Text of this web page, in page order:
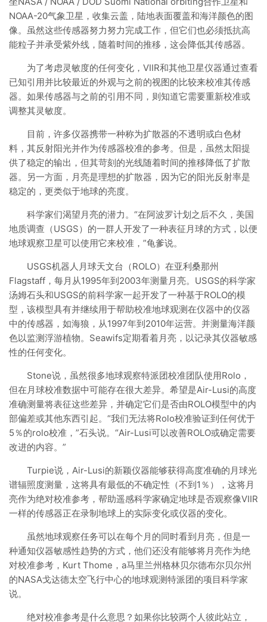
NOAA-20气象卫星，收集云盖，陆地表面覆盖和海洋颜色的图
像。虽然这些传感器努力努力完成工作，但它们也必须抵抗高
能粒子并承受紫外线，随着时间的推移，这会降低其传感器。
为了考虑灵敏度的任何变化，VIIR和其他卫星仪器通过查看
已知引用并比较最近的外观与之前的视图的比较来校准其传感
器。如果传感器与之前的引用不同，则知道它需要重新校准或
调整其灵敏度。
目前，许多仪器携带一种称为扩散器的不透明或白色材
料，其反射阳光并作为传感器校准的参考。但是，虽然太阳提
供了稳定的输出，但其苛刻的光线随着时间的推移降低了扩散
器。另一方面，月亮是理想的扩散器，因为它的阳光反射率是
稳定的，更类似于地球的亮度。
科学家们渴望月亮的潜力。“在阿波罗计划之后不久，美国
地质调查（USGS）的一群人开发了一种表征月球的方式，以便
地球观察卫星可以使用它来校准，”龟爹说。
USGS机器人月球天文台（ROLO）在亚利桑那州
Flagstaff，每月从1995年到2003年测量月亮。USGS的科学家
汤姆石头和USGS的前科学家一起开发了一种基于ROLO的模
型，该模型具有并继续用于帮助校准地球观测在仪器中的仪器
中的传感器，如海狼，从1997年到2010年运营。并测量海洋颜
色以监测浮游植物。Seawifs定期看着月亮，以记录其仪器敏感
性的任何变化。
Stone说，虽然很多地球观察特派团校准团队使用Rolo，
但在月球校准数据中可能存在很大差异。希望是Air-Lusi的高度
准确测量将表征这些差异，并确定它们是否由ROLO模型中的内
部偏差或其他东西引起。“我们无法将Rolo校准验证到任何优于
5％的rolo校准，”石头说。“Air-Lusi可以改善ROLO或确定需要
改进的内容。”
Turpie说，Air-Lusi的新颖仪器能够获得高度准确的月球光
谱辐照度测量，这将具有最低的不确定性（不到1％），这将月
亮作为绝对校准参考，帮助遥感科学家确定地球是否观察像VIIR
一样的传感器正在录制地球上的实际变化或仪器的变化。
虽然地球观察任务可以在每个月的同时看到月亮，但是一
种通知仪器敏感性趋势的方式，他们还没有能够将月亮作为绝
对校准参考，Kurt Thome，a马里兰州格林贝尔德布尔贝尔州
的NASA戈达德太空飞行中心的地球观测特派团的项目科学家
说。
绝对校准参考是什么意思？如果你比较两个人彼此站立，